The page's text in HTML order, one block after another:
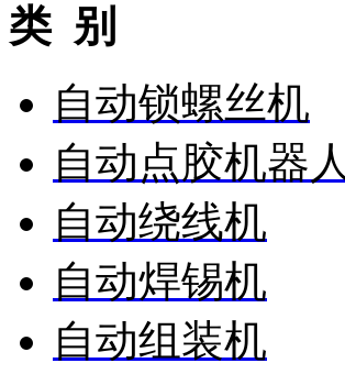
类 别
自动锁螺丝机
自动点胶机器人
自动绕线机
自动焊锡机
自动组装机